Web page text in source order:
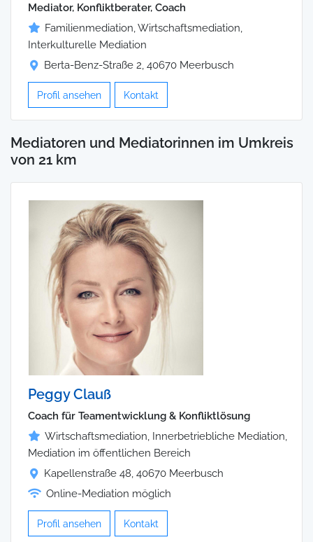
Mediator, Konfliktberater, Coach
Familienmediation, Wirtschaftsmediation,
Interkulturelle Mediation
Berta-Benz-Straße 2, 40670 Meerbusch
Profil ansehen Kontakt
Mediatoren und Mediatorinnen im Umkreis
von 21 km
Peggy Clauß
Coach für Teamentwicklung & Konfliktlösung
Wirtschaftsmediation, Innerbetriebliche Mediation,
Mediation im öffentlichen Bereich
Kapellenstraße 48, 40670 Meerbusch
Online-Mediation möglich
Profil ansehen Kontakt